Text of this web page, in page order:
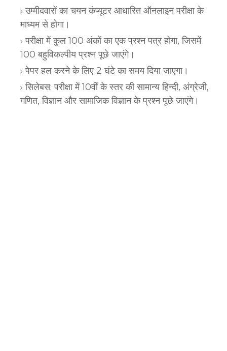
उम्मीदवारों का चयन कंप्यूटर आधारित ऑनलाइन परीक्षा के
माध्यम से होगा।
परीक्षा में कुल 100 अंकों का एक प्रश्न पत्र होगा, जिसमें
100 बहुविकल्पीय प्रश्न पूछे जाएंगे।
पेपर हल करने के लिए 2 घंटे का समय दिया जाएगा।
सिलेबस: परीक्षा में 10वीं के स्तर की सामान्य हिन्दी, अंग्रेजी,
गणित, विज्ञान और सामाजिक विज्ञान के प्रश्न पूछे जाएंगे।